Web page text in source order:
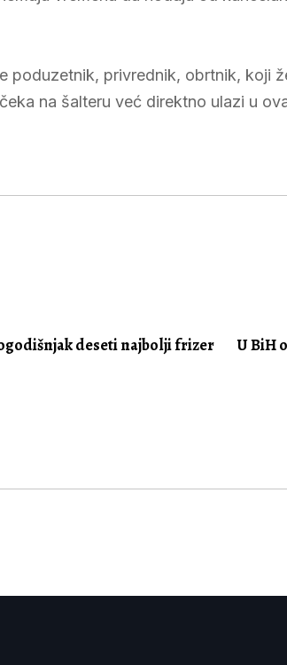
poduzetnik, privrednik, obrtnik, koji
na šalteru već direktno ulazi u
deseti najbolji frizer
U BiH